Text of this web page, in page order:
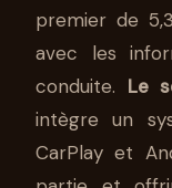
premier de
avec les
conduite. Le
intègre un
CarPlay et